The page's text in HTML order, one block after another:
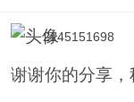
2145151698
谢谢你的分享，